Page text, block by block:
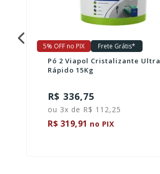
5% OFF no PIX Frete Grátis*
Pó 2 Viapol Cristalizante Ultra
Rápido 15Kg
R$ 336,75
ou 3x de R$ 112,25
R$ 319,91 no PIX